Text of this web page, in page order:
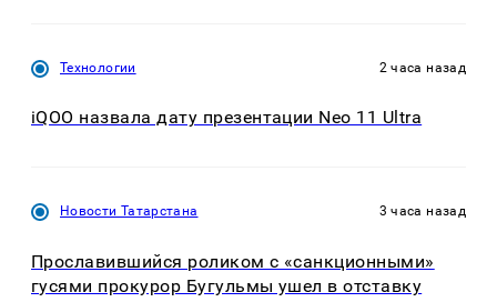
Технологии 2 часа назад
iQOO назвала дату презентации Neo 11 Ultra
Новости Татарстана 3 часа назад
Прославившийся роликом с «санкционными»
гусями прокурор Бугульмы ушел в отставку